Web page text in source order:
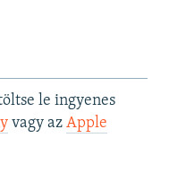
le ingyenes
vagy az Apple